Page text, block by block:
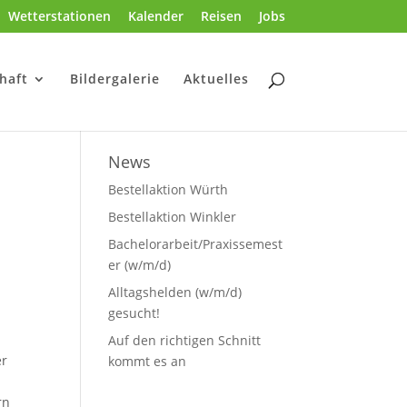
Wetterstationen Kalender Reisen Jobs
Bildergalerie Aktuelles
News
Bestellaktion Würth
Bestellaktion Winkler
Bachelorarbeit/Praxissemest
er (w/m/d)
Alltagshelden (w/m/d)
gesucht!
Auf den richtigen Schnitt
kommt es an